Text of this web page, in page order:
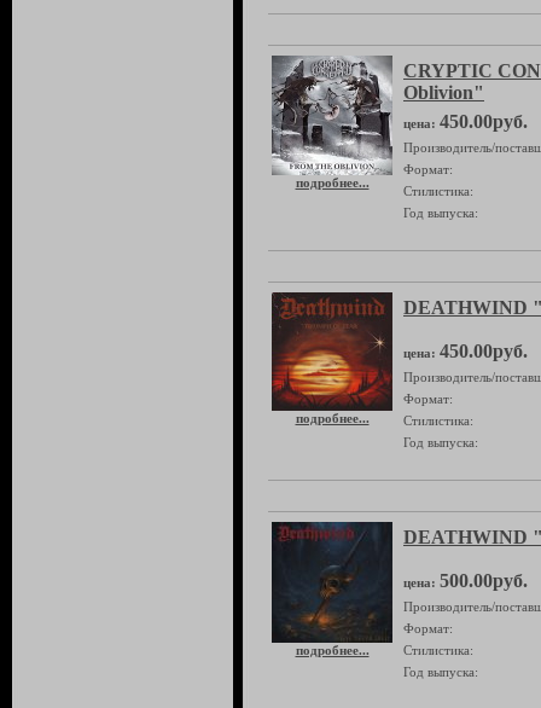
подробнее...
CRYPTIC
Oblivion"
цена: 450.00руб.
Производитель/
Формат:
Стилистика:
Год выпуска:
подробнее...
DEATHWIND
цена: 450.00руб.
Производитель/
Формат:
Стилистика:
Год выпуска:
подробнее...
DEATHWIND
цена: 500.00руб.
Производитель/
Формат:
Стилистика:
Год выпуска: